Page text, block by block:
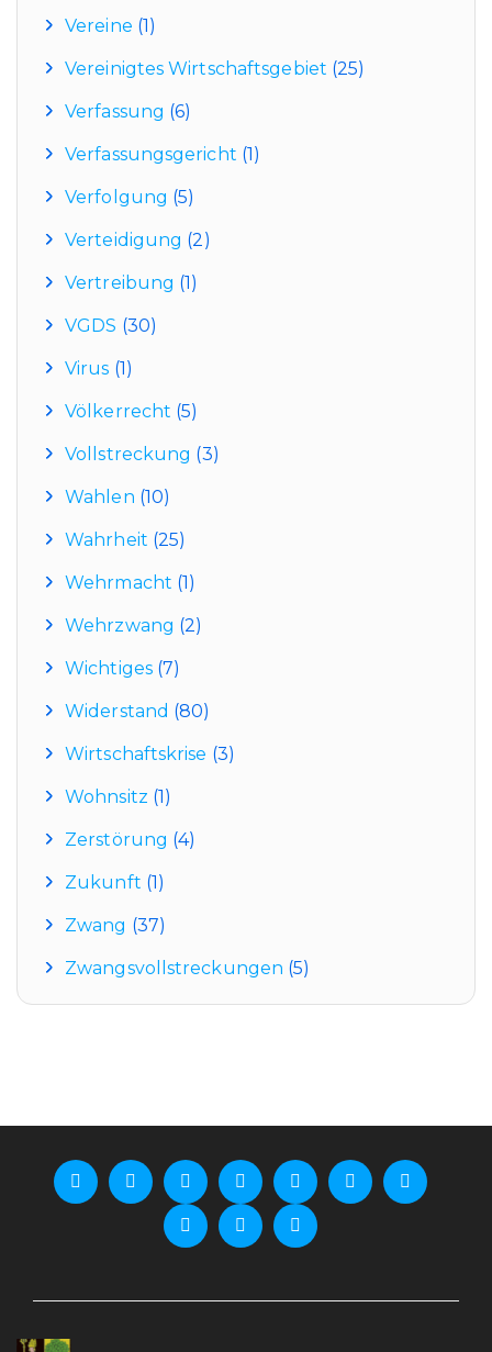
Vereine (1)
Vereinigtes Wirtschaftsgebiet (25)
Verfassung (6)
Verfassungsgericht (1)
Verfolgung (5)
Verteidigung (2)
Vertreibung (1)
VGDS (30)
Virus (1)
Völkerrecht (5)
Vollstreckung (3)
Wahlen (10)
Wahrheit (25)
Wehrmacht (1)
Wehrzwang (2)
Wichtiges(7)
Widerstand (80)
Wirtschaftskrise (3)
Wohnsitz (1)
Zerstörung (4)
Zukunft (1)
Zwang (37)
Zwangsvollstreckungen (5)